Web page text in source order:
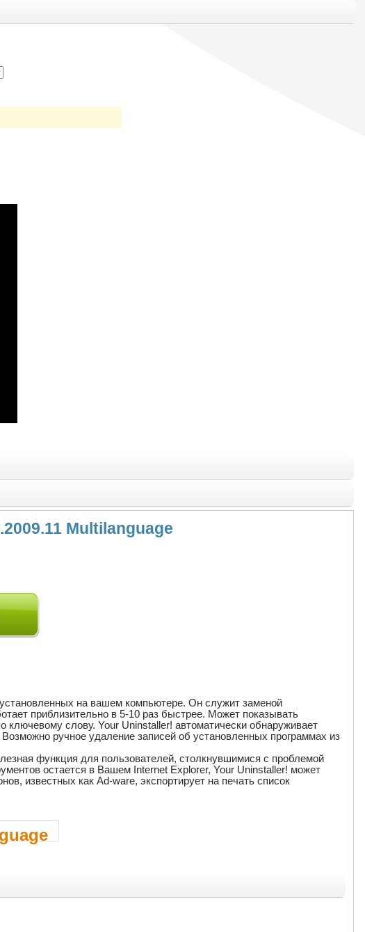
Multilanguage
на вашем компьютере. Он служит заменой
приблизительно в 5-10 раз быстрее. Может показывать
слову. Your Uninstaller! автоматически обнаруживает
ручное удаление записей об установленных программах из
функция для пользователей, столкнувшимися с проблемой
остается в Вашем Internet Explorer, Your Uninstaller! может
известных как Ad-ware, экспортирует на печать список